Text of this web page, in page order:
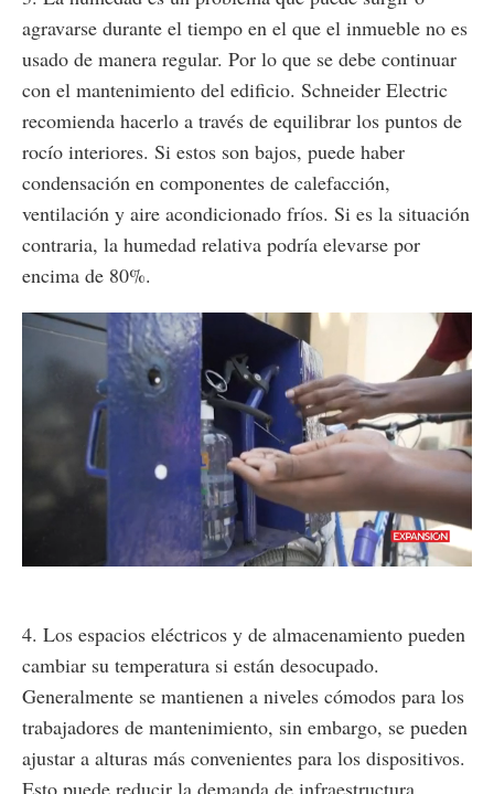
agravarse durante el tiempo en el que el inmueble no es
usado de manera regular. Por lo que se debe continuar
con el mantenimiento del edificio. Schneider Electric
recomienda hacerlo a través de equilibrar los puntos de
rocío interiores. Si estos son bajos, puede haber
condensación en componentes de calefacción,
ventilación y aire acondicionado fríos. Si es la situación
contraria, la humedad relativa podría elevarse por
encima de 80%.
Loaded:
4. Los espacios eléctricos y de almacenamiento pueden
cambiar su temperatura si están desocupado.
Generalmente se mantienen a niveles cómodos para los
trabajadores de mantenimiento, sin embargo, se pueden
ajustar a alturas más convenientes para los dispositivos.